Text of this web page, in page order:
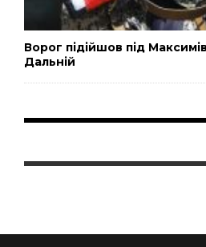
Ворог підійшов під
Дальній